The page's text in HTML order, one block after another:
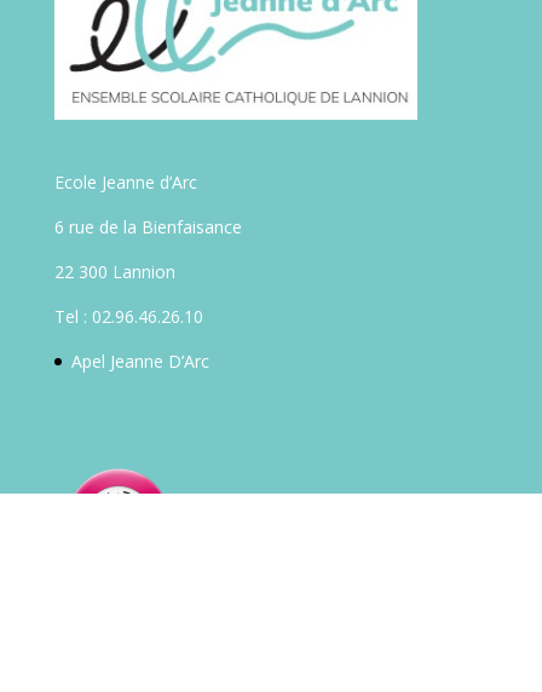
Ecole Jeanne d’Arc
6 rue de la Bienfaisance
22 300 Lannion
Tel : 02.96.46.26.10
Apel Jeanne D’Arc